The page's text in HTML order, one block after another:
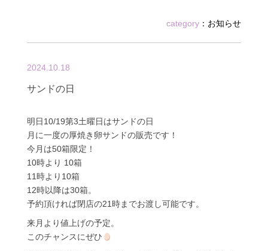
category ： お知らせ
2024.10.18
サンドの日
明日10/19第3土曜日はサンドの日
月に一度の厚焼き卵サンドの販売です！
今月は50箱限定！
10時より 10箱
11時より10箱
12時以降は30箱。
予約頂ければ閉店の21時までお渡し可能です。
来月より値上げの予定。
このチャンスにぜひ